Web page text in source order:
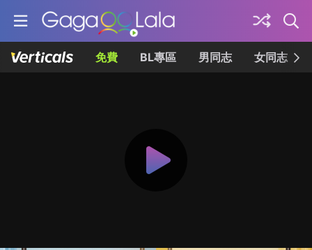
免費 BL專區 男同志 女同志